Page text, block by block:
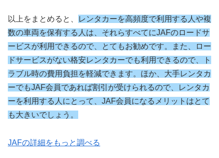
以上をまとめると、
レンタカーを高頻度で利用する人や複
数の車両を保有する人は、それらすべてにJAFのロードサ
ービスが利用できるので、とてもお勧めです。また、ロー
ドサービスがない格安レンタカーでも利用できるので、ト
ラブル時の費用負担を軽減できます。ほか、大手レンタカ
ーでもJAF会員であれば割引が受けられるので、レンタカ
ーを利用する人にとって、JAF会員になるメリットはとて
も大きいでしょう。
JAFの詳細をもっと調べる